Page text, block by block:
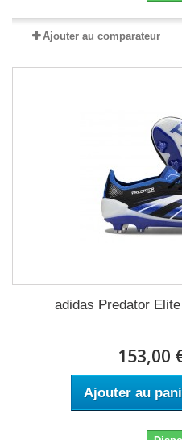
Ajouter au comparateur
adidas Predator
153,00
Ajouter au